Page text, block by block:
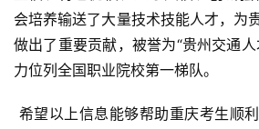
会培养输送了大量技术技能人才，为
做出了重要贡献，被誉为“贵州交通
力位列全国职业院校第一梯队。